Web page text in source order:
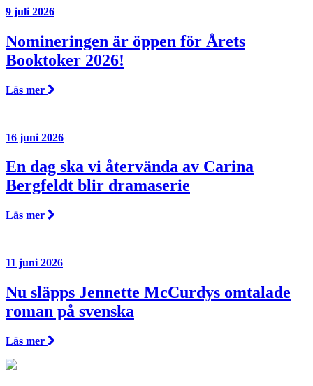
9 juli 2026
Nomineringen är öppen för Årets
Booktoker 2026!
Läs mer
16 juni 2026
En dag ska vi återvända av Carina
Bergfeldt blir dramaserie
Läs mer
11 juni 2026
Nu släpps Jennette McCurdys omtalade
roman på svenska
Läs mer